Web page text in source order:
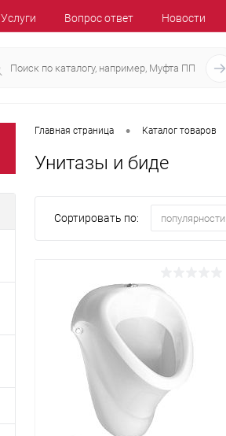
Услуги Вопрос ответ Новости
Главная страница • Каталог товаров
Унитазы и биде
Сортировать по: популярности